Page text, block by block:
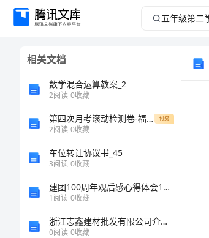
五
相关文档
数学混合运算教案_2
2阅读 0收藏
第四次月考滚动检测卷-福建福州屏东中学沪科版八年级第二章运动的世界同步测试试题（含答案解析版） 付费
2阅读 0收藏
车位转让协议书_45
3阅读 0收藏
建团100周年观后感心得体会1500字
1阅读 0收藏
浙江志鑫建材批发有限公司介绍企业发展分析报告
0阅读 0收藏